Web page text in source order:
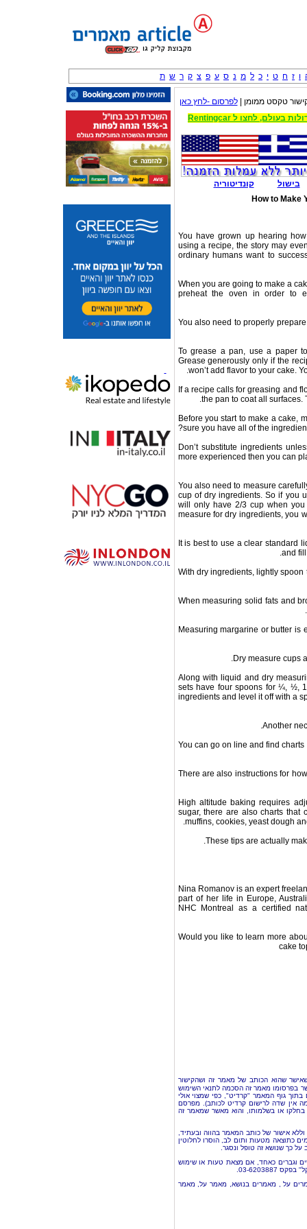
ו ז ח ט י כ ל מ נ ס ע פ צ ק ר ש ת
טקסט ממומן |לפרסום -לחץ כאן
בישול קונדיטוריה
You have grown up hearing
using a recipe, the story may
ordinary humans want to
When you are going to make a
preheat the oven in order to
You also need to properly
To grease a pan, use a paper
Grease generously only if the
won’t add flavor to your cake.
If a recipe calls for greasing and
the pan to coat all surfaces.
Before you start to make a cake,
sure you have all of the
Don’t substitute ingredients
more experienced then you can
You also need to measure
cup of dry ingredients. So if you
will only have 2/3 cup when
measure for dry ingredients, you
It is best to use a clear standard
and fill
With dry ingredients, lightly
When measuring solid fats and
Measuring margarine or butter is
Dry measure cups
Along with liquid and dry
sets have four spoons for ¼, ½,
ingredients and level it off with a
Another
You can go on line and find
There are also instructions for
High altitude baking requires
sugar, there are also charts that
muffins, cookies, yeast dough
These tips are actually
Nina Romanov is an expert
part of her life in Europe,
NHC Montreal as a certified
Would you like to learn more
cake
שהוא הכותב של מאמר זה ושהקישור
בפרסומו מאמר זה הסכמה לתנאי השימוש
גוף המאמר "קרדיט", כפי שמצוי אולי
אין שדה לרישום קרדיט לכותב). מפרסם
או בשלמותו, והוא מאשר שמאמר זה
אישור של כותב המאמר בהווה ובעתיד,
כתוצאה מטעות ותום לב, הוסרו לחלוטין
כך שנושא זה טופל ונסגר.
וגברים כאחד, אם מצאת טעות או שימוש
6203887.
על , מאמרים בנושא, מאמר על, מאמר